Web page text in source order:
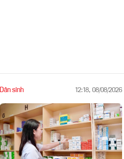
Dân sinh 12:18, 08/08/2026